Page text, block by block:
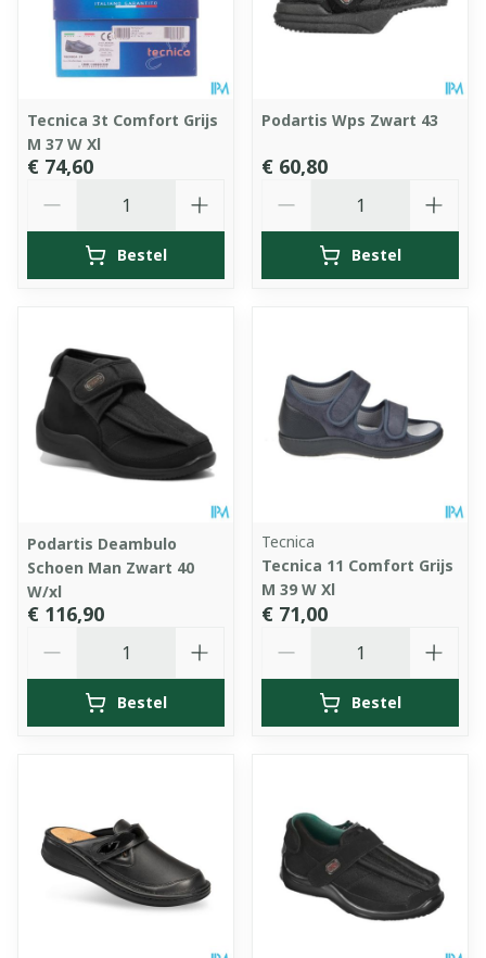
Tecnica 3t Comfort Grijs
M 37 W Xl
€ 74,60
Bestel
Podartis Wps Zwart 43
€ 60,80
Bestel
Podartis Deambulo
Schoen Man Zwart 40
W/xl
€ 116,90
Bestel
Tecnica
Tecnica 11 Comfort Grijs
M 39 W Xl
€ 71,00
Bestel